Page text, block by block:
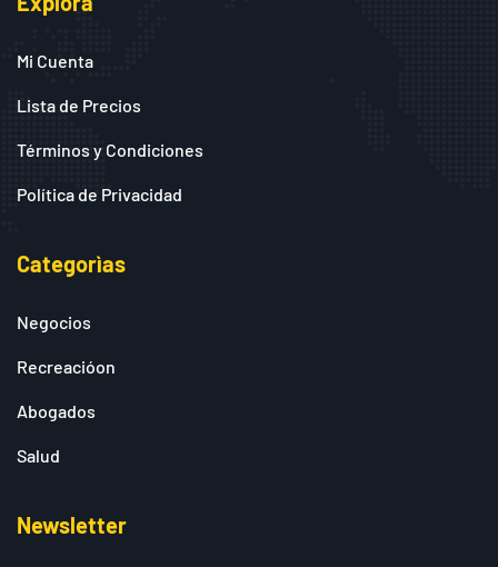
Mi Cuenta
Lista de Precios
Términos y Condiciones
Política de Privacidad
Categorìas
Negocios
Recreacióon
Abogados
Salud
Newsletter